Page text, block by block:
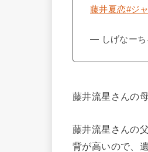
藤井夏恋#ジ
— しげなーち
藤井流星さんの
藤井流星さんの
背が高いので、